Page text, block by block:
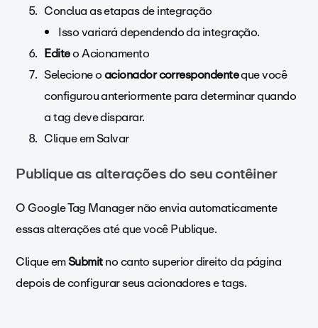
Conclua as etapas de integração
Isso variará dependendo da integração.
Editeo Acionamento
Selecione oacionador correspondenteque você
configurou anteriormente para determinar quando
a tag deve disparar.
Clique em Salvar
Publique as alterações do seu contêiner
O Google Tag Manager não envia automaticamente
essas alterações até que você Publique.
Clique emSubmitno canto superior direito da página
depois de configurar seus acionadores e tags.